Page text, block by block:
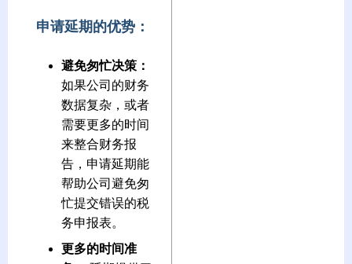
申请延期的优势：
避免匆忙决策：
如果公司的财务
数据复杂，或者
需要更多的时间
来整合财务报
告，申请延期能
帮助公司避免匆
忙提交错误的税
务申报表。
更多的时间准